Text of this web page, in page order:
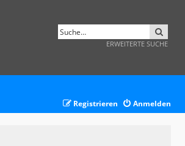
ERWEITERTE SUCHE
Anmelden
Registrieren